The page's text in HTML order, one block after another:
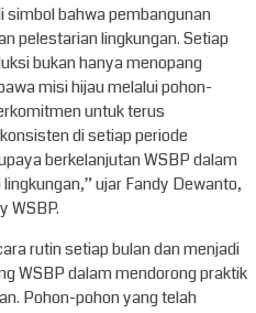
simbol bahwa pembangunan
pelestarian lingkungan. Setiap
bukan hanya menopang
misi hijau melalui pohon-
untuk terus
di setiap periode
berkelanjutan WSBP dalam
ujar Fandy Dewanto,
WSBP.
rutin setiap bulan dan menjadi
WSBP dalam mendorong praktik
Pohon-pohon yang telah